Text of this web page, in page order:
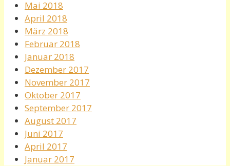
Mai 2018
April 2018
März 2018
Februar 2018
Januar 2018
Dezember 2017
November 2017
Oktober 2017
September 2017
August 2017
Juni 2017
April 2017
Januar 2017